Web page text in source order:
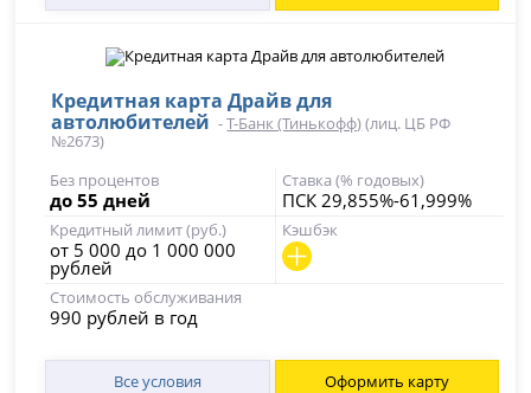
Кредитная карта Драйв для
автолюбителей -Т-Банк (Тинькофф)(лиц. ЦБ РФ
№2673)
Без процентов
до 55 дней
Ставка (% годовых)
ПСК 29,855%-61,999%
Кредитный лимит (руб.)
от 5 000 до 1 000 000
рублей
Кэшбэк
Стоимость обслуживания
990 рублей в год
Все условия Оформить карту